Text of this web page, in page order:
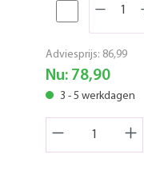
Adviesprijs: 86,99
Nu: 78,90
3 - 5 werkdagen